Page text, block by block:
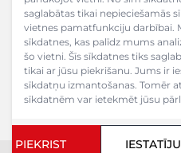
saglabātas tikai nepieciešamās
vietnes pamatfunkciju darbībai.
sīkdatnes, kas palīdz mums
šo vietni. Šīs sīkdatnes tiks
tikai ar jūsu piekrišanu. Jums ir
sīkdatņu izmantošanas. Tomēr
sīkdatnēm var ietekmēt jūsu
PIEKRIST